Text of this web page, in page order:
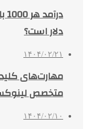
دلار است؟
۱۴۰۴/۰۲/۲۱
مهارت‌های
متخصص
۱۴۰۴/۰۲/۱۰